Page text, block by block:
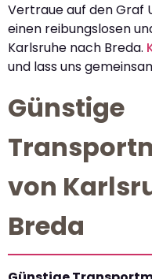
Vertraue auf den Graf
einen reibungslosen
Karlsruhe nach Breda.
und lass uns
Günstige
von
Breda